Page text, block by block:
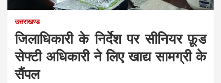
उत्तराखण्ड
जिलाधिकारी के निर्देश पर सीनियर फ़ूड
सेफ्टी अधिकारी ने लिए खाद्य सामग्री के
सैंपल